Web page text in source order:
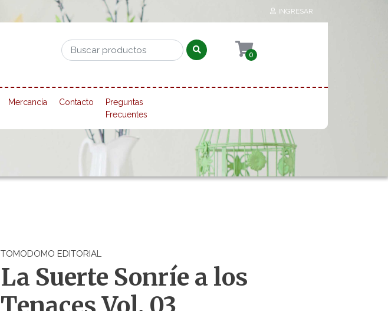
INGRESAR
0
Mercancía Contacto
Preguntas
Frecuentes
TOMODOMO EDITORIAL
La Suerte Sonríe a los